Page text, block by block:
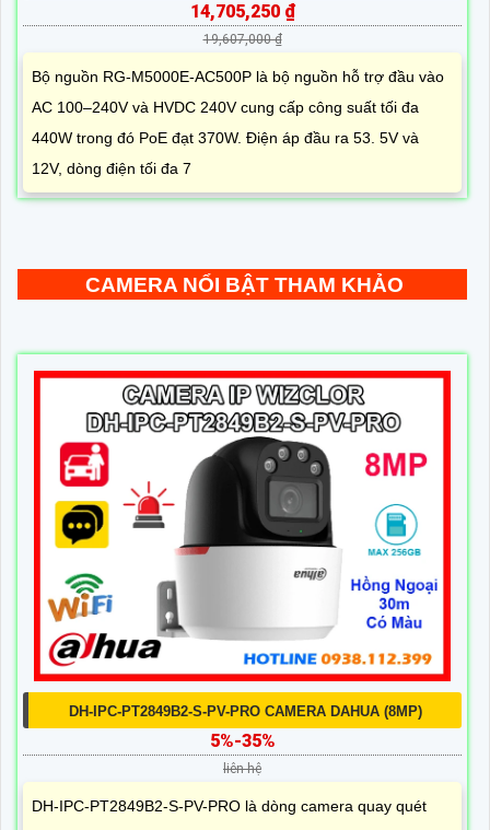
14,705,250 ₫
19,607,000 ₫
Bộ nguồn RG-M5000E-AC500P là bộ nguồn hỗ trợ đầu vào
AC 100–240V và HVDC 240V cung cấp công suất tối đa
440W trong đó PoE đạt 370W. Điện áp đầu ra 53. 5V và
12V, dòng điện tối đa 7
CAMERA NỔI BẬT THAM KHẢO
DH-IPC-PT2849B2-S-PV-PRO CAMERA DAHUA (8MP)
5%-35%
liên hệ
DH-IPC-PT2849B2-S-PV-PRO là dòng camera quay quét